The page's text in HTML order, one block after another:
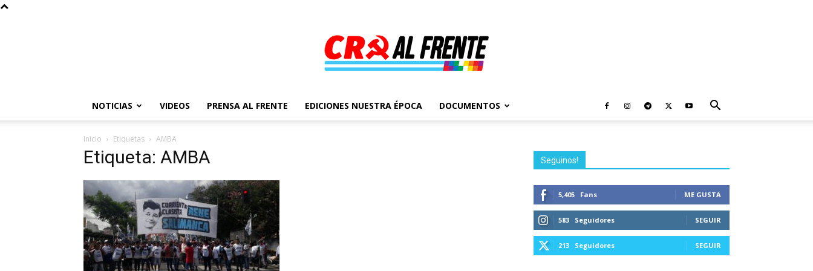
Al
NOTICIAS VIDEOS PRENSA AL FRENTE EDICIONES NUESTRA ÉPOCA DOCUMENTOS
Inicio Etiquetas AMBA
Etiqueta: AMBA Seguinos!
5,405 Fans ME GUSTA
583 Seguidores SEGUIR
213 Seguidores SEGUIR